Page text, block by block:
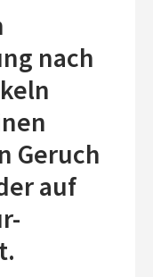
nach
Geruch
auf